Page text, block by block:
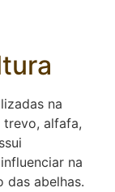
na
trevo, alfafa,
na
das abelhas.